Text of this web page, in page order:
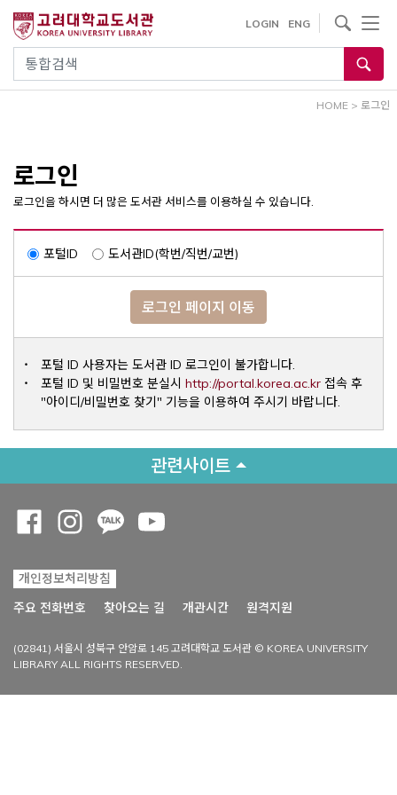
건
통합검색
LOGIN ENG
사이트내 검색
HOME > 로그인
로그인
로그인을 하시면 더 많은 도서관 서비스를 이용하실 수 있습니다.
포털ID 도서관ID(학번/직번/교번)
로그인 페이지 이동
포털 ID 사용자는 도서관 ID 로그인이 불가합니다.
포털 ID 및 비밀번호 분실시 http://portal.korea.ac.krOpens a
접속 후
"아이디/비밀번호 찾기" 기능을 이용하여 주시기 바랍니다.
관련사이트
개인정보처리방침
주요 전화번호
찾아오는 길 개관시간 원격지원
(02841) 서울시 성북구 안암로 145 고려대학교 도서관 © KOREA UNIVERSITY
LIBRARY ALL RIGHTS RESERVED.
Opens a new window
Opens a new window
Opens a new window